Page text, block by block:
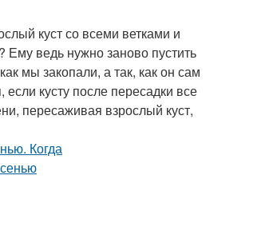
куст со всеми ветками и
Ему ведь нужно заново пустить
мы закопали, а так, как он сам
кусту после пересадки все
пересаживая взрослый куст,